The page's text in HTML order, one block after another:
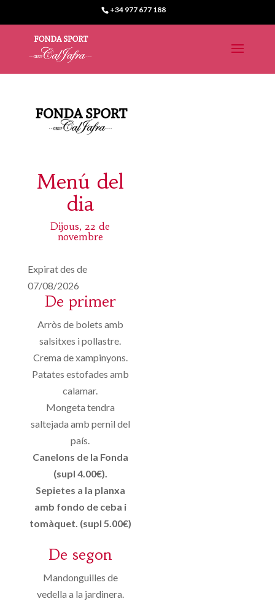
+34 977 677 188
Menú del
dia
Dijous, 22 de
novembre
Expirat des de
07/08/2026
De primer
Arròs de bolets amb
salsitxes i pollastre.
Crema de xampinyons.
Patates estofades amb
calamar.
Mongeta tendra
saltejada amb pernil del
país.
Canelons de la Fonda
(supl 4.00€).
Sepietes a la planxa
amb fondo de ceba i
tomàquet. (supl 5.00€)
De segon
Mandonguilles de
vedella a la jardinera.